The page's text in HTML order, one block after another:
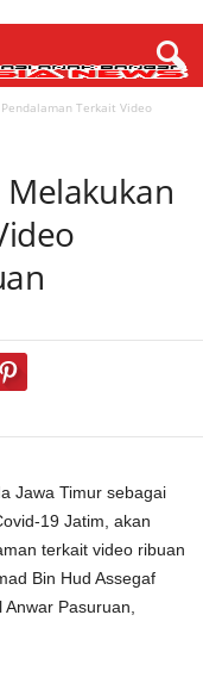
Terkait Video
Melakukan
Jawa Timur sebagai
19 Jatim, akan
terkait video ribuan
Bin Hud Assegaf
Pasuruan,